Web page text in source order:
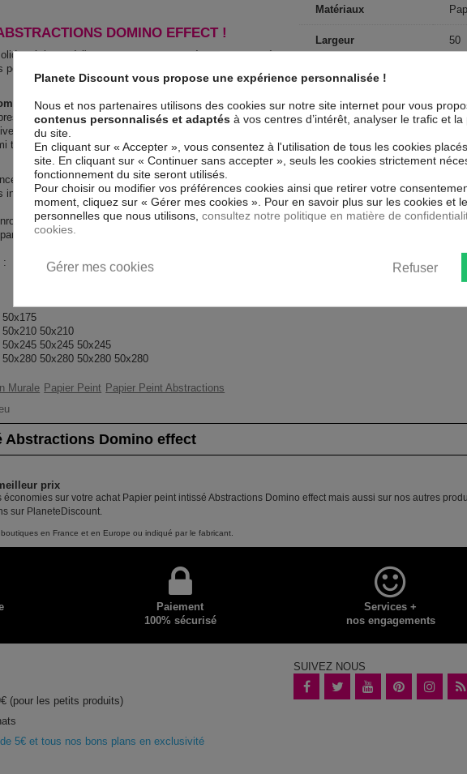
DOMINO EFFECT !
résistant à l'eau et aux rayures est à poser au mur à
peints. Vous pouvez l'installer dans toutes les pièces
effectest 100 % sûr, parfait même pour la chambre
haute qualité : impression numérique en
et l’impression est résistante à l'eau et très durable.
terne, il couvre les imperfections et laisse respirer le
et modernes constituent un moyen simple et pas
intérieurs, il y en a pour tous les goût.
et mis dans un gros carton.
en lés de 50 cm.
:
50x210
50x245 50x245
50x280 50x280 50x280
Matériaux
Largeur 50
Collection
Couleur marketing
Impression
Résolution
Murale Papier Peint Papier Peint Abstractions
Abstractions Domino effect
prix
sur votre achat Papier peint intissé Abstractions Domino effect mais aussi sur nos autres
sur PlaneteDiscount.
en France et en Europe ou indiqué par le fabricant.
Paiement
100% sécurisé
Services +
nos engagements
(pour les petits produits)
5€ et tous nos bons plans en exclusivité
SUIVEZ NOUS
Planete Discount vous propose une expérience personnalisée !
Nous et nos partenaires utilisons des cookies sur notre site internet pour vous
contenus personnalisés et adaptés à vos centres d’intérêt, analyser le trafic et
du site.
En cliquant sur « Accepter », vous consentez à l'utilisation de tous les cookies
site. En cliquant sur « Continuer sans accepter », seuls les cookies strictement
fonctionnement du site seront utilisés.
Pour choisir ou modifier vos préférences cookies ainsi que retirer votre
moment, cliquez sur « Gérer mes cookies ». Pour en savoir plus sur les cookies et
personnelles que nous utilisons, consultez notre politique en matière de
cookies.
Refuser
Gérer mes cookies